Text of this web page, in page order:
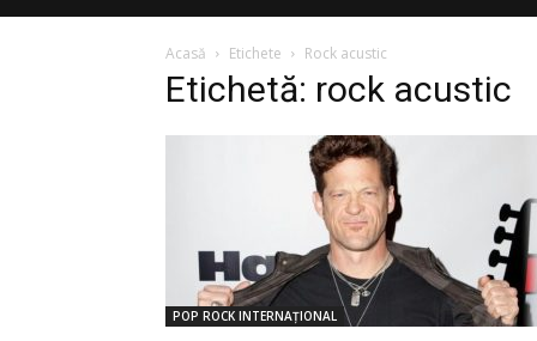
Acasă Etichete Rock acustic
Etichetă: rock acustic
POP ROCK INTERNAȚIONAL